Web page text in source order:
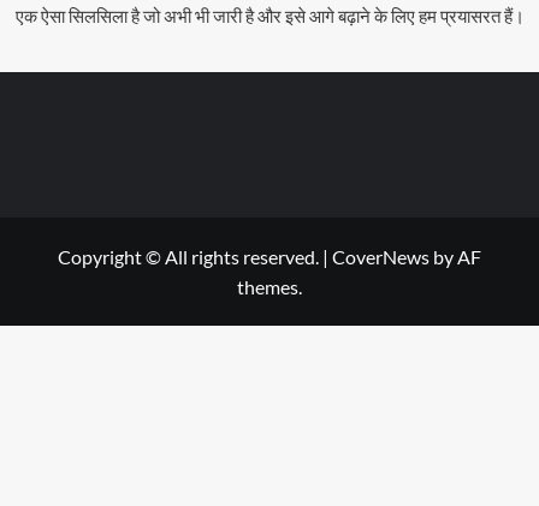
एक ऐसा सिलसिला है जो अभी भी जारी है और इसे आगे बढ़ाने के लिए हम प्रयासरत हैं।
Copyright © All rights reserved. | CoverNews by AF
themes.